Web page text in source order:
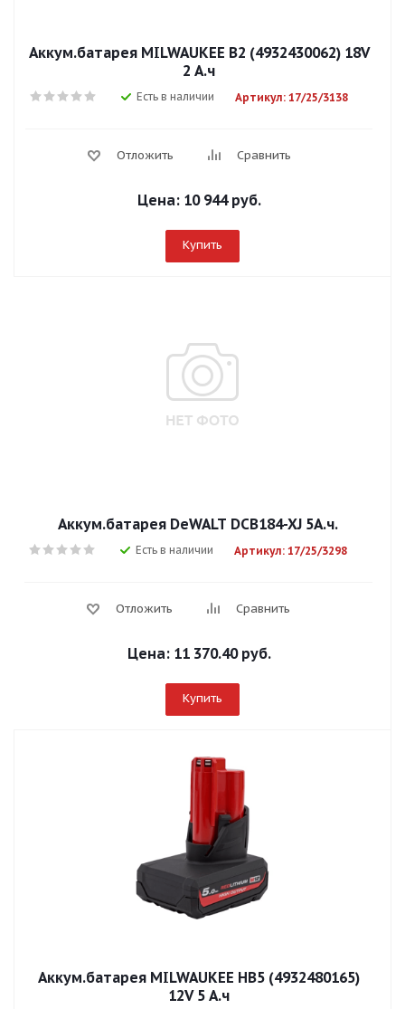
Аккум.батарея MILWAUKEE B2 (4932430062) 18V
2 А.ч
Есть в наличии Артикул: 17/25/3138
Отложить Сравнить
Цена: 10 944 руб.
Купить
Аккум.батарея DeWALT DCB184-XJ 5А.ч.
Есть в наличии Артикул: 17/25/3298
Отложить Сравнить
Цена: 11 370.40 руб.
Купить
Аккум.батарея MILWAUKEE HB5 (4932480165)
12V 5 А.ч